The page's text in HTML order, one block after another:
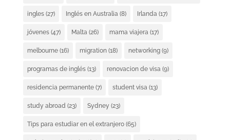
ingles(27) Inglés en Australia (8) Irlanda (17)
jóvenes(47) Malta (26) mama viajera (17)
melbourne(16) migration(18) networking(9)
programas de inglés(13) renovacion de visa (9)
residencia permanente(7) student visa (13)
study abroad (23) Sydney (23)
Tips para estudiar en el extranjero(65)